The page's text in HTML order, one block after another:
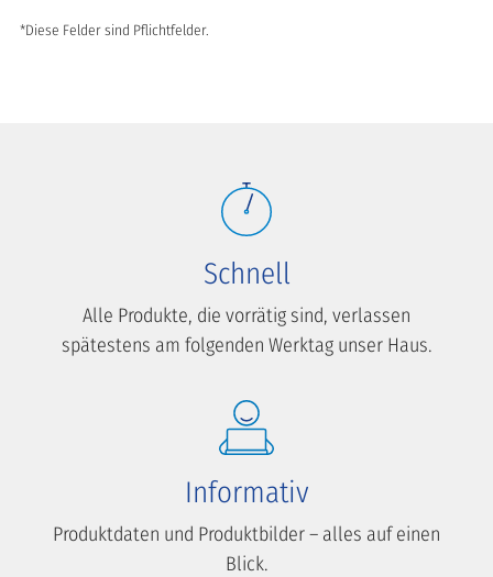
*Diese Felder sind Pflichtfelder.
Schnell
Alle Produkte, die vorrätig sind, verlassen
spätestens am folgenden Werktag unser Haus.
Informativ
Produktdaten und Produktbilder – alles auf einen
Blick.